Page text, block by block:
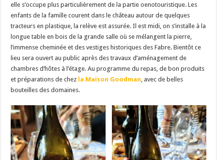
elle s’occupe plus particulièrement de la partie oenotouristique. Les
enfants de la famille courent dans le château autour de quelques
tracteurs en plastique, la relève est assurée. Il est midi, on s’installe à la
longue table en bois de la grande salle où se mélangent la pierre,
l’immense cheminée et des vestiges historiques des Fabre. Bientôt ce
lieu sera ouvert au public après des travaux d’aménagement de
chambres d’hôtes à l’étage. Au programme du repas, de bon produits
et préparations de chez la Maison Goodman , avec de belles
bouteilles des domaines.